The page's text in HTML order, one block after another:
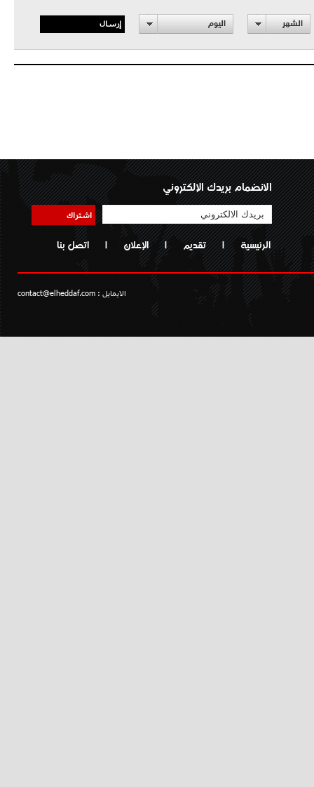
الشهر اليوم إرسال
الانضمام بريدك الإلكتروني
اشتراك
الرئيسية | تقديم | الإعلان | اتصل بنا
الايمايل : contact@elheddaf.com